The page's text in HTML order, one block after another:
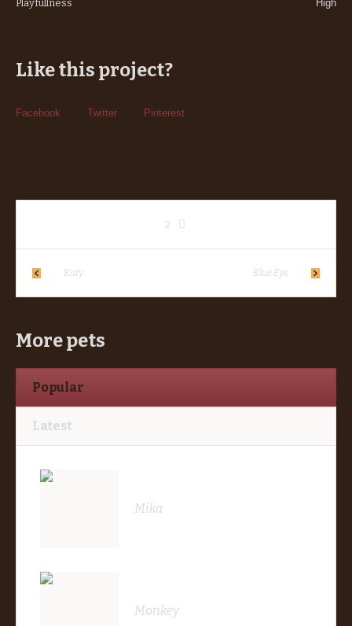
Playfullness High
Like this project?
Facebook Twitter Pinterest
2
Katy Blue Eye
More pets
Popular
Latest
Mika
Monkey